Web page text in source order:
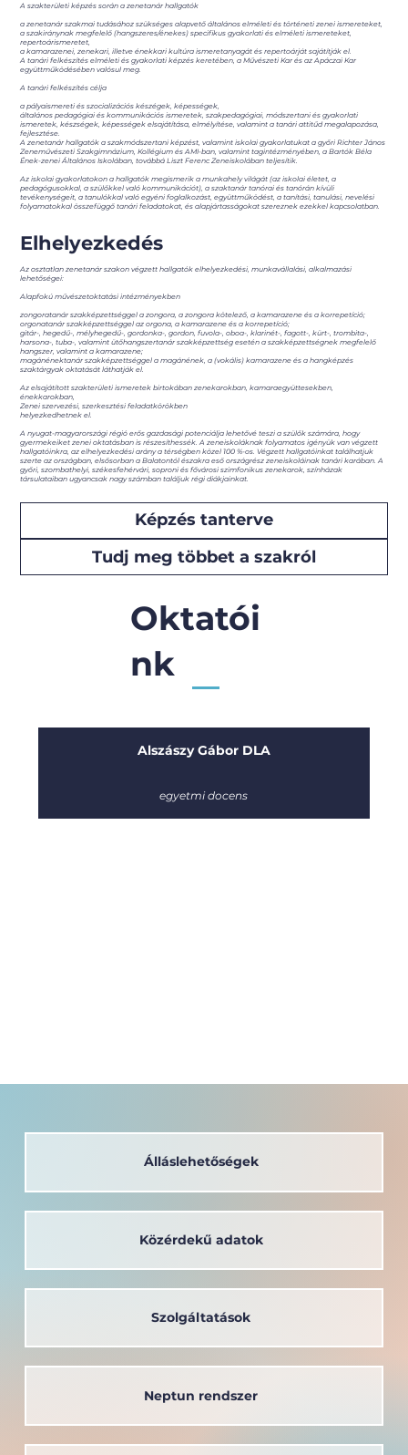
A szakterületi képzés során a zenetanár hallgatók
a zenetanár szakmai tudásához szükséges alapvető általános elméleti és történeti zenei ismereteket,
a szakiránynak megfelelő (hangszeres/énekes) specifikus gyakorlati és elméleti ismereteket,
repertoárismeretet,
a kamarazenei, zenekari, illetve énekkari kultúra ismeretanyagát és repertoárját sajátítják el.
A tanári felkészítés elméleti és gyakorlati képzés keretében, a Művészeti Kar és az Apáczai Kar
együttműködésében valósul meg.
A tanári felkészítés célja
a pályaismereti és szocializációs készégek, képességek,
általános pedagógiai és kommunikációs ismeretek, szakpedagógiai, módszertani és gyakorlati
ismeretek, készségek, képességek elsajátítása, elmélyítése, valamint a tanári attitűd megalapozása,
fejlesztése.
A zenetanár hallgatók a szakmódszertani képzést, valamint iskolai gyakorlatukat a győri Richter János
Zeneművészeti Szakgimnázium, Kollégium és AMI-ban, valamint tagintézményében, a Bartók Béla
Ének-zenei Általános Iskolában, továbbá Liszt Ferenc Zeneiskolában teljesítik.
Az iskolai gyakorlatokon a hallgatók megismerik a munkahely világát (az iskolai életet, a
pedagógusokkal, a szülőkkel való kommunikációt), a szaktanár tanórai és tanórán kívüli
tevékenységeit, a tanulókkal való egyéni foglalkozást, együttműködést, a tanítási, tanulási, nevelési
folyamatokkal összefüggő tanári feladatokat, és alapjártasságokat szereznek ezekkel kapcsolatban.
Elhelyezkedés
Az osztatlan zenetanár szakon végzett hallgatók elhelyezkedési, munkavállalási, alkalmazási
lehetőségei:
Alapfokú művészetoktatási intézményekben
zongoratanár szakképzettséggel a zongora, a zongora kötelező, a kamarazene és a korrepetíció;
orgonatanár szakképzettséggel az orgona, a kamarazene és a korrepetíció;
gitár-, hegedű-, mélyhegedű-, gordonka-, gordon, fuvola-, oboa-, klarinét-, fagott-, kürt-, trombita-,
harsona-, tuba-, valamint ütőhangszertanár szakképzettség esetén a szakképzettségnek megfelelő
hangszer, valamint a kamarazene;
magánénektanár szakképzettséggel a magánének, a (vokális) kamarazene és a hangképzés
szaktárgyak oktatását láthatják el.
Az elsajátított szakterületi ismeretek birtokában zenekarokban, kamaraegyüttesekben,
énekkarokban,
Zenei szervezési, szerkesztési feladatkörökben
helyezkedhetnek el.
A nyugat-magyarországi régió erős gazdasági potenciálja lehetővé teszi a szülők számára, hogy
gyermekeiket zenei oktatásban is részesíthessék. A zeneiskoláknak folyamatos igényük van végzett
hallgatóinkra, az elhelyezkedési arány a térségben közel 100 %-os. Végzett hallgatóinkat találhatjuk
szerte az országban, elsősorban a Balatontól északra eső országrész zeneiskoláinak tanári karában. A
győri, szombathelyi, székesfehérvári, soproni és fővárosi szimfonikus zenekarok, színházak
társulataiban ugyancsak nagy számban találjuk régi diákjainkat.
Képzés tanterve
Tudj meg többet a szakról
Oktatói
nk
Alszászy Gábor DLA
egyetmi docens
Álláslehetőségek
Neptun rendszer
Szolgáltatások
Közérdekű adatok